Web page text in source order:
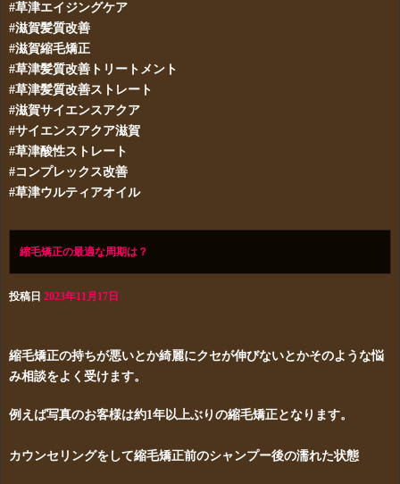
#草津エイジングケア
#滋賀髪質改善
#滋賀縮毛矯正
#草津髪質改善トリートメント
#草津髪質改善ストレート
#滋賀サイエンスアクア
#サイエンスアクア滋賀
#草津酸性ストレート
#コンプレックス改善
#草津ウルティアオイル
縮毛矯正の最適な周期は？
投稿日 2023年11月17日
縮毛矯正の持ちが悪いとか綺麗にクセが伸びないとかそのような悩
み相談をよく受けます。
例えば写真のお客様は約1年以上ぶりの縮毛矯正となります。
カウンセリングをして縮毛矯正前のシャンプー後の濡れた状態